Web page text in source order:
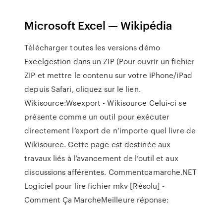
Microsoft Excel — Wikipédia
Télécharger toutes les versions démo
Excelgestion dans un ZIP (Pour ouvrir un fichier
ZIP et mettre le contenu sur votre iPhone/iPad
depuis Safari, cliquez sur le lien.
Wikisource:Wsexport - Wikisource Celui-ci se
présente comme un outil pour exécuter
directement l’export de n’importe quel livre de
Wikisource. Cette page est destinée aux
travaux liés à l’avancement de l’outil et aux
discussions afférentes. Commentcamarche.NET
Logiciel pour lire fichier mkv [Résolu] -
Comment Ça MarcheMeilleure réponse: